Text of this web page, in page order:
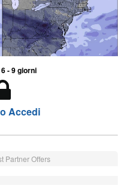
- 9 giorni
Accedi
Partner Offers